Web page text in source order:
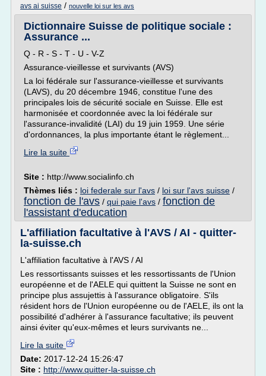
avs ai suisse / nouvelle loi sur les avs
Dictionnaire Suisse de politique sociale :
Assurance ...
Q - R - S - T - U - V-Z
Assurance-vieillesse et survivants (AVS)
La loi fédérale sur l'assurance-vieillesse et survivants
(LAVS), du 20 décembre 1946, constitue l'une des
principales lois de sécurité sociale en Suisse. Elle est
harmonisée et coordonnée avec la loi fédérale sur
l'assurance-invalidité (LAI) du 19 juin 1959. Une série
d'ordonnances, la plus importante étant le règlement...
Lire la suite
Site : http://www.socialinfo.ch
Thèmes liés : loi federale sur l'avs / loi sur l'avs suisse /
fonction de l'avs / qui paie l'avs / fonction de
l'assistant d'education
L'affiliation facultative à l'AVS / AI - quitter-
la-suisse.ch
L'affiliation facultative à l'AVS / AI
Les ressortissants suisses et les ressortissants de l'Union
européenne et de l'AELE qui quittent la Suisse ne sont en
principe plus assujettis à l'assurance obligatoire. S'ils
résident hors de l'Union européenne ou de l'AELE, ils ont la
possibilité d'adhérer à l'assurance facultative; ils peuvent
ainsi éviter qu'eux-mêmes et leurs survivants ne...
Lire la suite
Date: 2017-12-24 15:26:47
Site : http://www.quitter-la-suisse.ch